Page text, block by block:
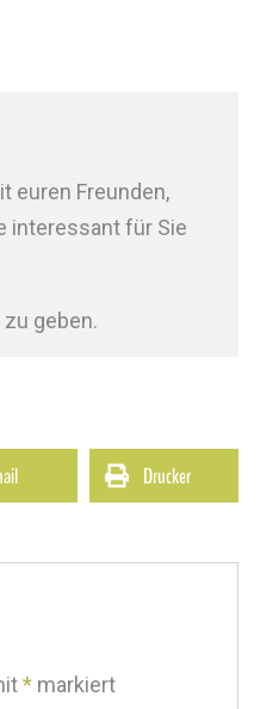
euren Freunden,
interessant für Sie
geben.
Drucker
* markiert